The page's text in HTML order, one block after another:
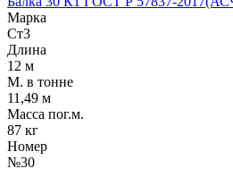
Марка
Ст3
Длина
12 м
М. в тонне
11,49 м
Масса пог.м.
87 кг
Номер
№30